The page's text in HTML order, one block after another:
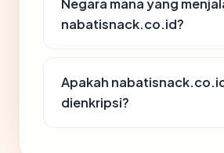
Negara mana yang
nabatisnack.co.id?
Apakah
dienkripsi?